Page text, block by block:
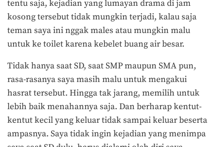
tentu saja, kejadian yang lumayan drama di jam
kosong tersebut tidak mungkin terjadi, kalau saja
teman saya ini nggak males atau mungkin malu
untuk ke toilet karena kebelet buang air besar.
Tidak hanya saat SD, saat SMP maupun SMA pun,
rasa-rasanya saya masih malu untuk mengakui
hasrat tersebut. Hingga tak jarang, memilih untuk
lebih baik menahannya saja. Dan berharap kentut-
kentut kecil yang keluar tidak sampai keluar beserta
ampasnya. Saya tidak ingin kejadian yang menimpa